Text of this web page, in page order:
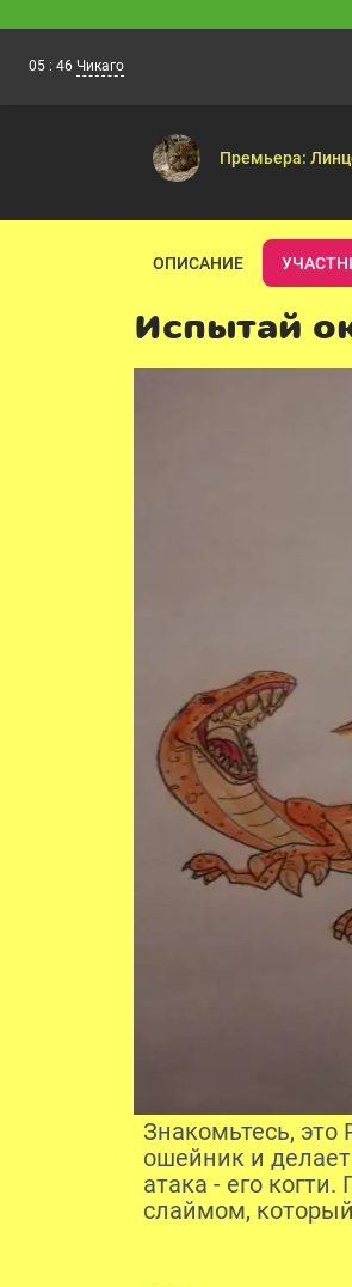
Материя —
05 : 46 Чикаго
Премьера:
ОПИСАНИЕ
Испытай
Знакомьтесь,
ошейник и
атака - его
слаймом,